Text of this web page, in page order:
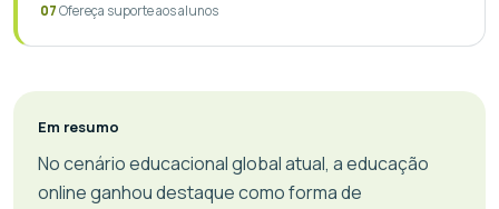
Ofereça suporte aos alunos
Em resumo
No cenário educacional global atual, a educação
online ganhou destaque como forma de